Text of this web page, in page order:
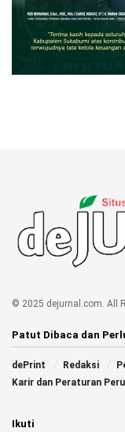
© 2025 dejurnal.com. All
Patut Dibaca dan
dePrint Redaksi
Karir dan Peraturan
Ikuti